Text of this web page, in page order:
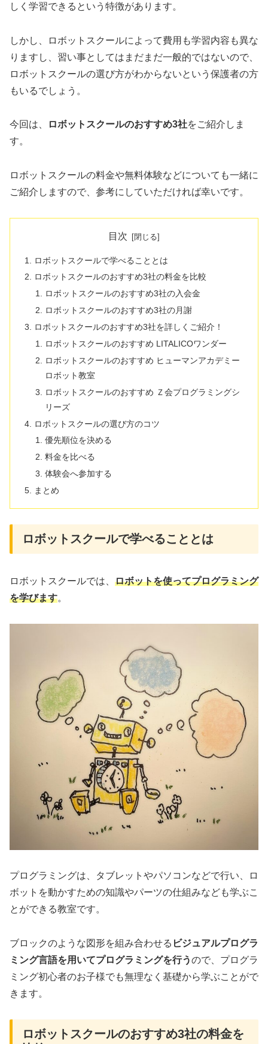
しく学習できるという特徴があります。
しかし、ロボットスクールによって費用も学習内容も異な
りますし、習い事としてはまだまだ一般的ではないので、
ロボットスクールの選び方がわからないという保護者の方
もいるでしょう。
今回は、 ロボットスクールのおすすめ3社をご紹介しま
す。
ロボットスクールの料金や無料体験などについても一緒に
ご紹介しますので、参考にしていただければ幸いです。
目次
ロボットスクールで学べることとは
ロボットスクールのおすすめ3社の料金を比較
ロボットスクールのおすすめ3社の入会金
ロボットスクールのおすすめ3社の月謝
ロボットスクールのおすすめ3社を詳しくご紹介！
ロボットスクールのおすすめ LITALICOワンダー
ロボットスクールのおすすめ ヒューマンアカデミー
ロボット教室
ロボットスクールのおすすめ Ｚ会プログラミングシ
リーズ
ロボットスクールの選び方のコツ
優先順位を決める
料金を比べる
体験会へ参加する
まとめ
ロボットスクールで学べることとは
ロボットスクールでは、 ロボットを使ってプログラミング
を学びます。
プログラミングは、タブレットやパソコンなどで行い、ロ
ボットを動かすための知識やパーツの仕組みなども学ぶこ
とができる教室です。
ブロックのような図形を組み合わせる ビジュアルプログラ
ミング言語を用いてプログラミングを行うので、プログラ
ミング初心者のお子様でも無理なく基礎から学ぶことがで
きます。
ロボットスクールのおすすめ3社の料金を